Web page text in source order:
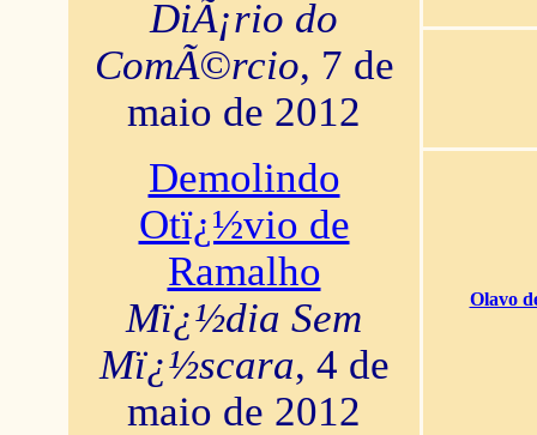
DiÃ¡rio do
ComÃ©rcio, 7 de
maio de 2012
Demolindo
Otï¿½vio de
Ramalho
Mï¿½dia Sem
Mï¿½scara, 4 de
maio de 2012
Olavo